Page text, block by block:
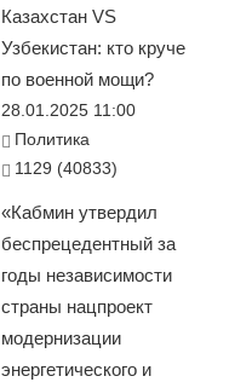
Казахстан VS
Узбекистан: кто круче
по военной мощи?
28.01.2025 11:00
Политика
1129 (40833)
«Кабмин утвердил
беспрецедентный за
годы независимости
страны нацпроект
модернизации
энергетического и